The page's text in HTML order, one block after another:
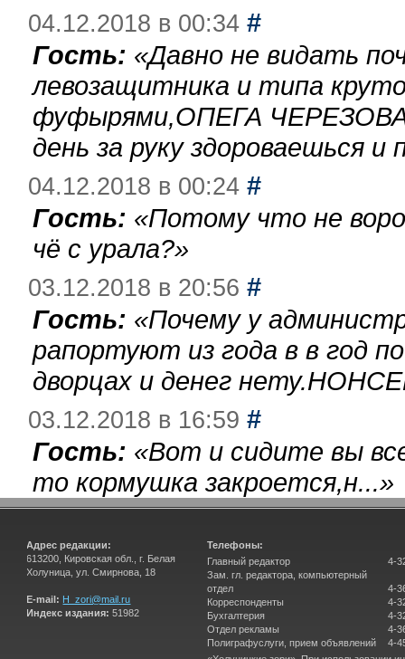
04.12.2018 в 00:34 #
Гость: «Давно не видать
левозащитника и типа
фуфырями,ОПЕГА
день за руку здороваешься
04.12.2018 в 00:24 #
Гость: «Потому что не
чё с урала?»
03.12.2018 в 20:56 #
Гость: «Почему у
рапортуют из года в в год
дворцах и денег
03.12.2018 в 16:59 #
Гость: «Вот и сидите вы
то кормушка закроется,н...»
Адрес редакции:
613200, Кировская обл., г. Белая
Холуница, ул. Смирнова, 18
E-mail: H_zori@mail.ru
Индекс издания: 51982
Телефоны:
Главный редактор
Зам. гл. редактора, компьютерный
отдел
Корреспонденты
Бухгалтерия
Отдел рекламы
Полиграфуслуги, прием объявлений
4-
4-
4-
4-
4-
4-